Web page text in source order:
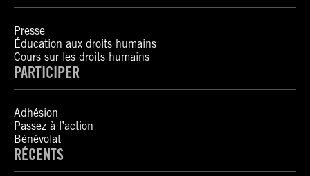
Presse
Éducation aux droits humains
Cours sur les droits humains
PARTICIPER
Adhésion
Passez à l’action
Bénévolat
RÉCENTS